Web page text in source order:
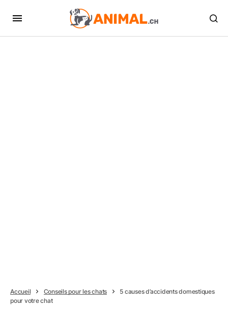
Accueil Conseils pour les chats
5 causes d’accidents domestiques
pour votre chat